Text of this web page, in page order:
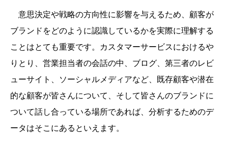
意思決定や戦略の方向性に影響を与えるため、顧客が
ブランドをどのように認識しているかを実際に理解する
ことはとても重要です。カスタマーサービスにおけるや
りとり、営業担当者の会話の中、ブログ、第三者のレビ
ューサイト、ソーシャルメディアなど、既存顧客や潜在
的な顧客が皆さんについて、そして皆さんのブランドに
ついて話し合っている場所であれば、分析するためのデ
ータはそこにあるといえます。